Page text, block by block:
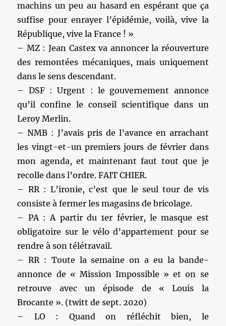
machins un peu au hasard en espérant que ça
suffise pour enrayer l’épidémie, voilà, vive la
République, vive la France ! »
– MZ : Jean Castex va annoncer la réouverture
des remontées mécaniques, mais uniquement
dans le sens descendant.
– DSF : Urgent : le gouvernement annonce
qu’il confine le conseil scientifique dans un
Leroy Merlin.
– NMB : J’avais pris de l’avance en arrachant
les vingt-et-un premiers jours de février dans
mon agenda, et maintenant faut tout que je
recolle dans l’ordre. FAIT CHIER.
– RR : L’ironie, c’est que le seul tour de vis
consiste à fermer les magasins de bricolage.
– PA : A partir du 1er février, le masque est
obligatoire sur le vélo d’appartement pour se
rendre à son télétravail.
– RR : Toute la semaine on a eu la bande-
annonce de « Mission Impossible » et on se
retrouve avec un épisode de « Louis la
Brocante ». (twitt de sept. 2020)
– LO : Quand on réfléchit bien, le